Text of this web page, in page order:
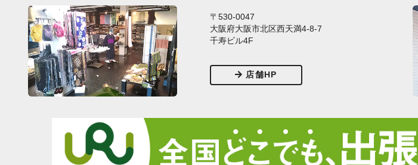
〒530-0047
大阪府大阪市北区西天満4-8-7
千寿ビル4F
店舗HP